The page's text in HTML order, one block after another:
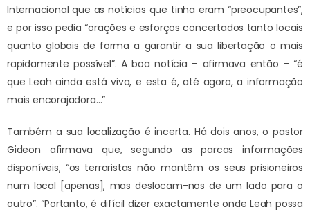
Internacional que as notícias que tinha eram “preocupantes”,
e por isso pedia “orações e esforços concertados tanto locais
quanto globais de forma a garantir a sua libertação o mais
rapidamente possível”. A boa notícia – afirmava então – “é
que Leah ainda está viva, e esta é, até agora, a informação
mais encorajadora…”
Também a sua localização é incerta. Há dois anos, o pastor
Gideon afirmava que, segundo as parcas informações
disponíveis, “os terroristas não mantêm os seus prisioneiros
num local [apenas], mas deslocam-nos de um lado para o
outro”. “Portanto, é difícil dizer exactamente onde Leah possa